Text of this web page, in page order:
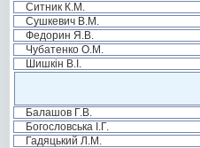
Ситник К.М.
Сушкевич В.М.
Федорин Я.В.
Чубатенко О.М.
Шишкін В.І.
Балашов Г.В.
Богословська І.Г.
Гадяцький Л.М.